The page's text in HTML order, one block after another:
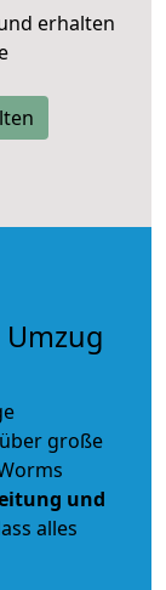
erhalten
große
und
alles